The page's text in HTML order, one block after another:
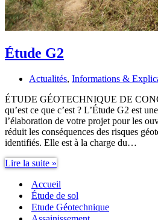
Étude G2
Actualités, Informations &
ÉTUDE GÉOTECHNIQUE DE
qu’est ce que c’est ? L’Étude G2 est
l’élaboration de votre projet pour les
réduit les conséquences des risques
identifiés. Elle est à la charge du…
Lire la suite »
Accueil
Étude de sol
Etude Géotechnique